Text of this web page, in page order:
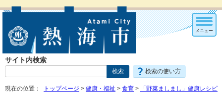
サイト内検索
検索の使い方
メニュー
現在の位置： トップページ > 健康・福祉 > 食育 >
「野菜ましまし」健康レシピ